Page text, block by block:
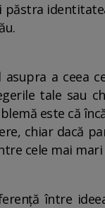
păstra
a ceea
tale sau
este că
chiar dacă
cele mai
între